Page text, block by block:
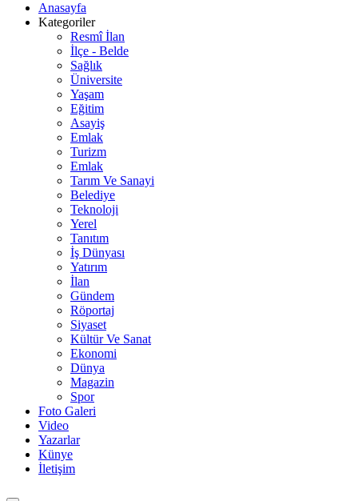
Anasayfa
Kategoriler
Resmî İlan
İlçe - Belde
Sağlık
Üniversite
Yaşam
Eğitim
Asayiş
Emlak
Turizm
Emlak
Tarım Ve Sanayi
Belediye
Teknoloji
Yerel
Tanıtım
İş Dünyası
Yatırım
İlan
Gündem
Röportaj
Siyaset
Kültür Ve Sanat
Ekonomi
Dünya
Magazin
Spor
Foto Galeri
Video
Yazarlar
Künye
İletişim